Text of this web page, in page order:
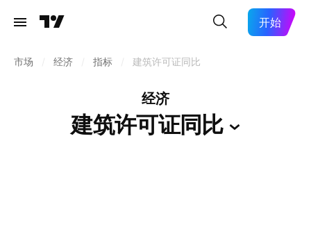
开始
市场 经济 指标 建筑许可证同比
经济
建筑许可证同比